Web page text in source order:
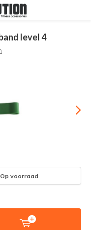
level 4
Op voorraad